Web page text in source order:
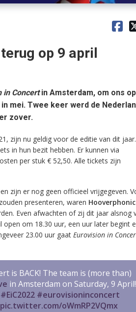
op 9 april
in Concertin Amsterdam, om ons
mei. Twee keer werd de
zover.
zijn nu geldig voor de editie van dit
in hun bezit hebben. Er kunnen via
per stuk € 52,50. Alle tickets zijn
zijn er nog geen officieel vrijgegeven.
presenteren, waren Hooverphonic
Even afwachten of zij dit jaar alsnog
open om 18.30 uur, een uur later begint
23.00 uur gaat Eurovision in
is BACK! The team is (more than)
in Amsterdam on Saturday, 9 April!
#EiC2022 #eurovisioninconcert
pic.twitter.com/oWmRP2VQmx